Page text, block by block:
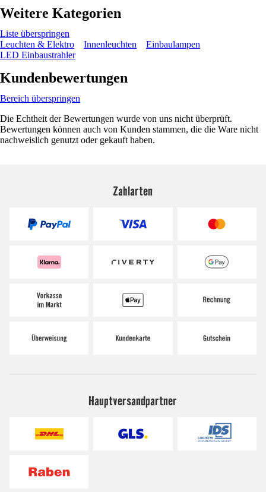
Weitere Kategorien
Liste überspringen
Leuchten & Elektro
Innenleuchten
Einbaulampen
LED Einbaustrahler
Kundenbewertungen
Bereich überspringen
Die Echtheit der Bewertungen wurde von uns nicht überprüft.
Bewertungen können auch von Kunden stammen, die die Ware nicht
nachweislich genutzt oder gekauft haben.
Zahlarten
Hauptversandpartner